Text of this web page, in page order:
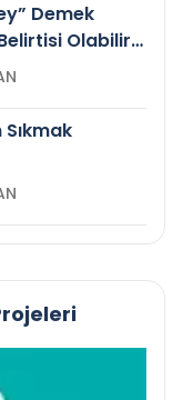
Demek
Olabilir